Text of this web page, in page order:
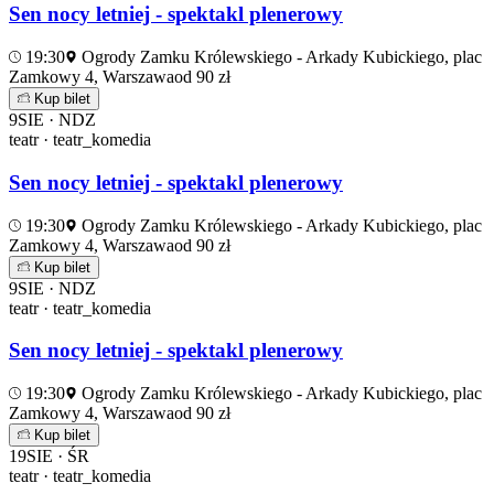
Sen nocy letniej - spektakl plenerowy
19:30
Ogrody Zamku Królewskiego - Arkady Kubickiego, plac
Zamkowy 4, Warszawaod 90 zł
Kup bilet
9SIE · NDZ
teatr · teatr_komedia
Sen nocy letniej - spektakl plenerowy
19:30
Ogrody Zamku Królewskiego - Arkady Kubickiego, plac
Zamkowy 4, Warszawaod 90 zł
Kup bilet
9SIE · NDZ
teatr · teatr_komedia
Sen nocy letniej - spektakl plenerowy
19:30
Ogrody Zamku Królewskiego - Arkady Kubickiego, plac
Zamkowy 4, Warszawaod 90 zł
Kup bilet
19SIE · ŚR
teatr · teatr_komedia